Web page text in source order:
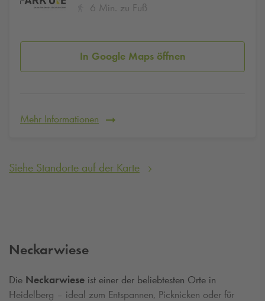
6 Min. zu Fuß
In Google Maps öffnen
Mehr Informationen
Siehe Standorte auf der Karte
Neckarwiese
Die Neckarwiese ist einer der beliebtesten Orte in
Heidelberg – ideal zum Entspannen, Picknicken oder für